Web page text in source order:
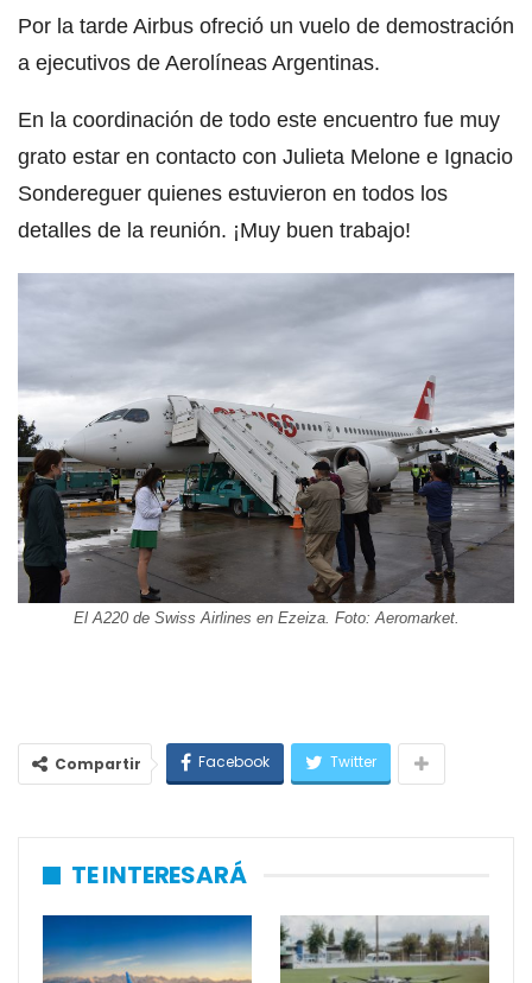
Por la tarde Airbus ofreció un vuelo de demostración
a ejecutivos de Aerolíneas Argentinas.
En la coordinación de todo este encuentro fue muy
grato estar en contacto con Julieta Melone e Ignacio
Sondereguer quienes estuvieron en todos los
detalles de la reunión. ¡Muy buen trabajo!
El A220 de Swiss Airlines en Ezeiza. Foto: Aeromarket.
Compartir Facebook Twitter
TE INTERESARÁ